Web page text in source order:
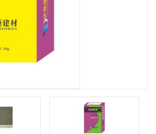
金刚砂
防静电不发火砂浆
混凝土防碳化涂料